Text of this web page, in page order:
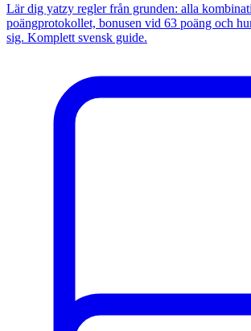
Lär dig yatzy regler från grunden: alla
poängprotokollet, bonusen vid 63 poäng och
sig. Komplett svensk guide.